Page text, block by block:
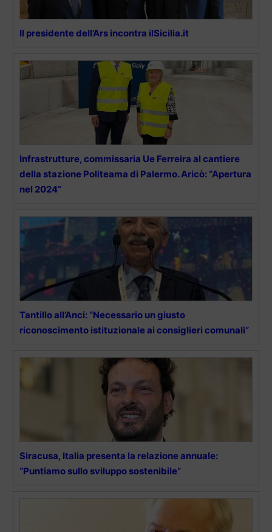
Il presidente dell’Ars incontra ilSicilia.it
Infrastrutture, commissaria Ue Ferreira al cantiere
della stazione Politeama di Palermo. Aricò: “Apertura
nel 2024”
Tantillo all’Anci: “Necessario un giusto
riconoscimento istituzionale ai consiglieri comunali”
Siracusa, Italia presenta la relazione annuale:
“Puntiamo sullo sviluppo sostenibile”